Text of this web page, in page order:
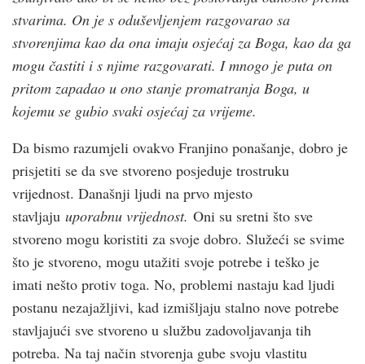
stvarima. On je s oduševljenjem razgovarao sa
stvorenjima kao da ona imaju osjećaj za Boga, kao da ga
mogu častiti i s njime razgovarati. I mnogo je puta on
pritom zapadao u ono stanje promatranja Boga, u
kojemu se gubio svaki osjećaj za vrijeme.
Da bismo razumjeli ovakvo Franjino ponašanje, dobro je
prisjetiti se da sve stvoreno posjeduje trostruku
vrijednost. Današnji ljudi na prvo mjesto
stavljaju uporabnu vrijednost. Oni su sretni što sve
stvoreno mogu koristiti za svoje dobro. Služeći se svime
što je stvoreno, mogu utažiti svoje potrebe i teško je
imati nešto protiv toga. No, problemi nastaju kad ljudi
postanu nezajažljivi, kad izmišljaju stalno nove potrebe
stavljajući sve stvoreno u službu zadovoljavanja tih
potreba. Na taj način stvorenja gube svoju vlastitu